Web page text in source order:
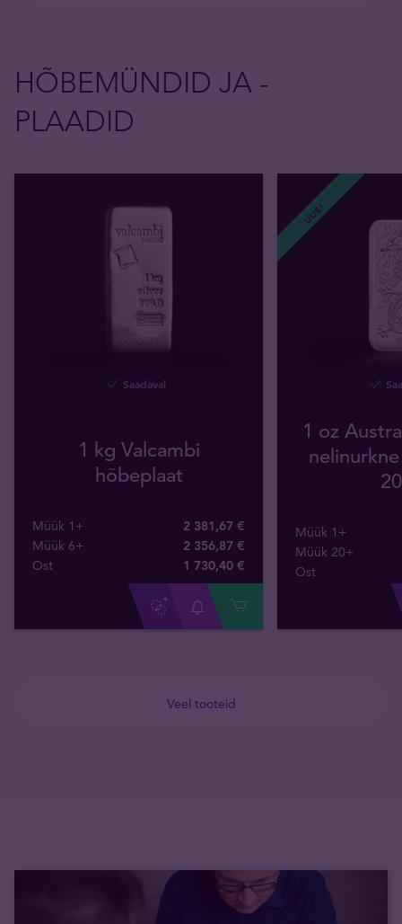
HÕBEMÜNDID JA -
PLAADID
Veel tooteid
Saadaval
1 kg Valcambi
hõbeplaat
Müük 1+
2 381,67 €
Müük 6+
2 356,87 €
Ost
1 730,40 €
UUS!
1 oz
Müük 1+
Müük 20+
Ost